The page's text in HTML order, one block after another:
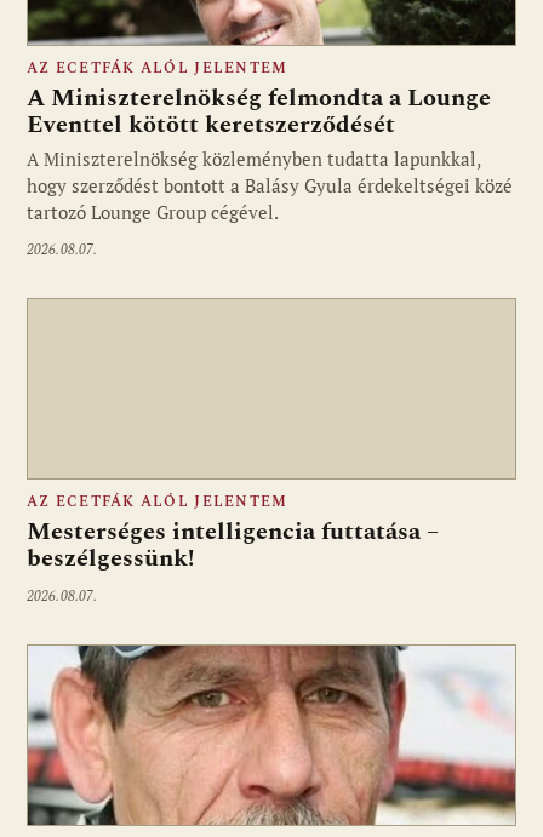
Fotó: media1.hu
AZ ECETFÁK ALÓL JELENTEM
A Miniszterelnökség felmondta a Lounge
Eventtel kötött keretszerződését
A Miniszterelnökség közleményben tudatta lapunkkal,
hogy szerződést bontott a Balásy Gyula érdekeltségei közé
tartozó Lounge Group cégével.
2026.08.07.
AZ ECETFÁK ALÓL JELENTEM
Mesterséges intelligencia futtatása –
beszélgessünk!
2026.08.07.